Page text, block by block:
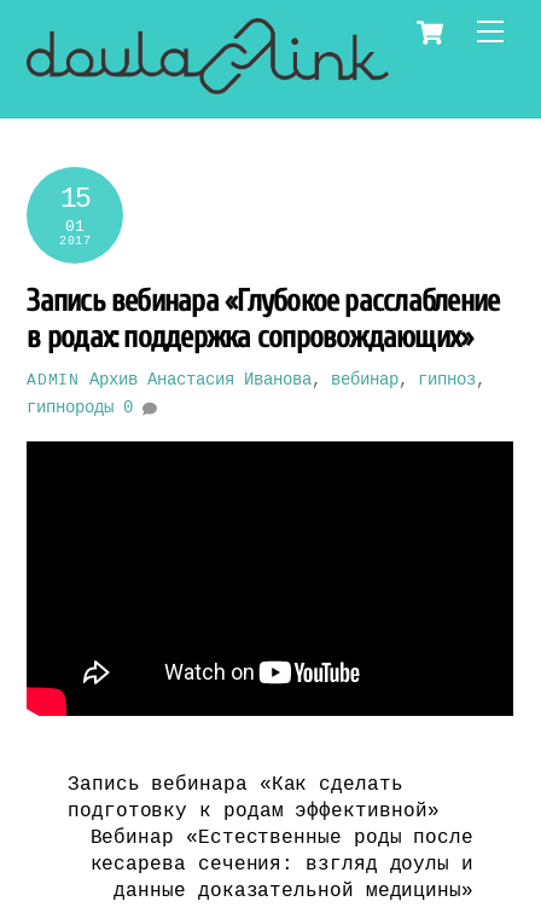
content
Cart
15
01
2017
Запись вебинара «Глубокое расслабление
в родах: поддержка сопровождающих»
ADMIN Архив Анастасия Иванова, вебинар, гипноз,
гипнороды
0
Запись вебинара «Как сделать
подготовку к родам эффективной»
Вебинар «Естественные роды после
кесарева сечения: взгляд доулы и
данные доказательной медицины»